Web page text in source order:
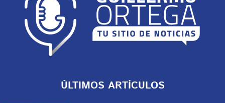
ÚLTIMOS ARTÍCULOS